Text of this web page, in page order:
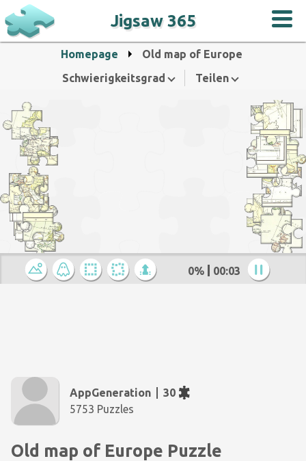
Jigsaw 365
Homepage
Old map of Europe
Schwierigkeitsgrad
Teilen
0% 00:04
AppGeneration
30
5753 Puzzles
Old map of Europe Puzzle